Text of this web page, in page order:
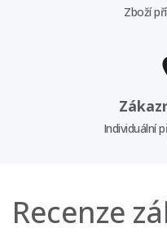
Zboží
Individuální
Recenze